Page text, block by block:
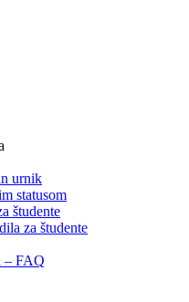
urnik
statusom
študente
za študente
– FAQ